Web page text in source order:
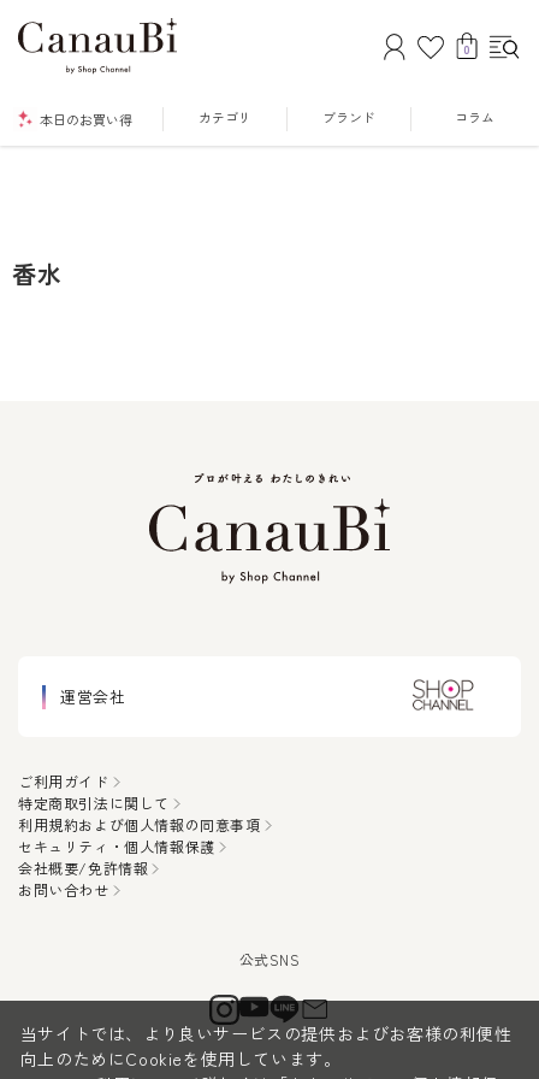
0
本日のお買い得 カテゴリ ブランド コラム
香水
運営会社
ご利用ガイド
特定商取引法に関して
利用規約および個人情報の同意事項
セキュリティ・個人情報保護
会社概要/免許情報
お問い合わせ
当サイトでは、より良いサービスの提供およびお客様の利便性
向上のためにCookieを使用しています。